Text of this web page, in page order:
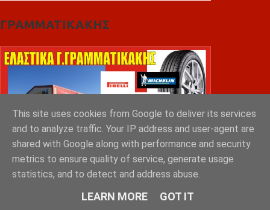
ΓΡΑΜΜΑΤΙΚΑΚΗΣ
This site uses cookies from Google to deliver its services
and to analyze traffic. Your IP address and user-agent are
shared with Google along with performance and security
metrics to ensure quality of service, generate usage
statistics, and to detect and address abuse.
LEARN MORE GOT IT